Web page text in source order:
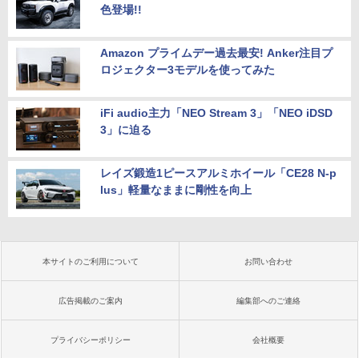
色登場!!
Amazon プライムデー過去最安! Anker注目プ
ロジェクター3モデルを使ってみた
iFi audio主力「NEO Stream 3」「NEO iDSD
3」に迫る
レイズ鍛造1ピースアルミホイール「CE28 N-p
lus」軽量なままに剛性を向上
本サイトのご利用について お問い合わせ
広告掲載のご案内 編集部へのご連絡
プライバシーポリシー 会社概要